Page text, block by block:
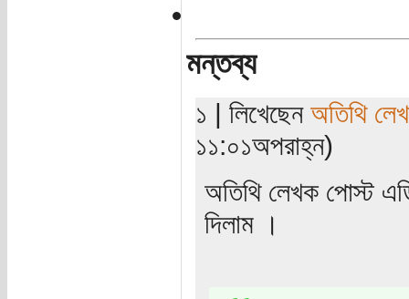
মন্তব্য
১ | লিখেছেন অতিথি
১১:০১অপরাহ্ন)
অতিথি লেখক পোস্ট
দিলাম ।